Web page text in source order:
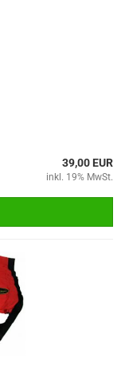
39,00 EUR
inkl. 19% MwSt.